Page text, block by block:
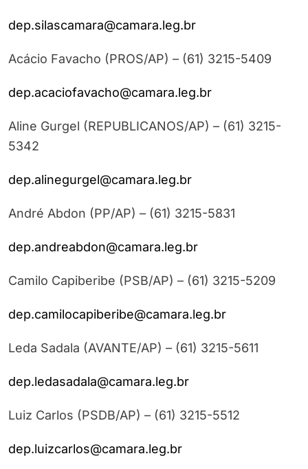
dep.silascamara@camara.leg.br
Acácio Favacho (PROS/AP) – (61) 3215-5409
dep.acaciofavacho@camara.leg.br
Aline Gurgel (REPUBLICANOS/AP) – (61) 3215-
5342
dep.alinegurgel@camara.leg.br
André Abdon (PP/AP) – (61) 3215-5831
dep.andreabdon@camara.leg.br
Camilo Capiberibe (PSB/AP) – (61) 3215-5209
dep.camilocapiberibe@camara.leg.br
Leda Sadala (AVANTE/AP) – (61) 3215-5611
dep.ledasadala@camara.leg.br
Luiz Carlos (PSDB/AP) – (61) 3215-5512
dep.luizcarlos@camara.leg.br